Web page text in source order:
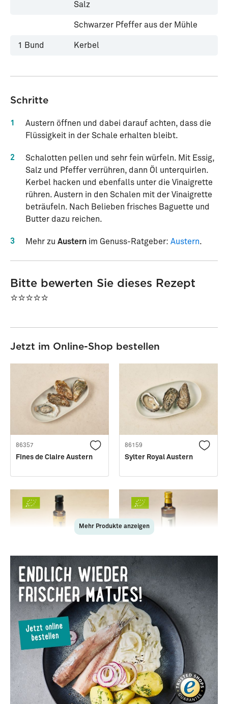
Salz
Schwarzer Pfeffer aus der Mühle
1 Bund Kerbel
Schritte
1
Austern öffnen und dabei darauf achten, dass die
Flüssigkeit in der Schale erhalten bleibt.
2
Schalotten pellen und sehr fein würfeln. Mit Essig,
Salz und Pfeffer verrühren, dann Öl unterquirlen.
Kerbel hacken und ebenfalls unter die Vinaigrette
rühren. Austern in den Schalen mit der Vinaigrette
beträufeln. Nach Belieben frisches Baguette und
Butter dazu reichen.
3 Mehr zu Austern im Genuss-Ratgeber: Austern.
Bitte bewerten Sie dieses Rezept
⭐⭐⭐⭐⭐
Jetzt im Online-Shop bestellen
86357
Fines de Claire Austern
86159
Sylter Royal Austern
28689
Bio-Weißweinessig ·
Jordan
28612
Natives Bio-Olivenöl extra
· Jordan
Mehr Produkte anzeigen